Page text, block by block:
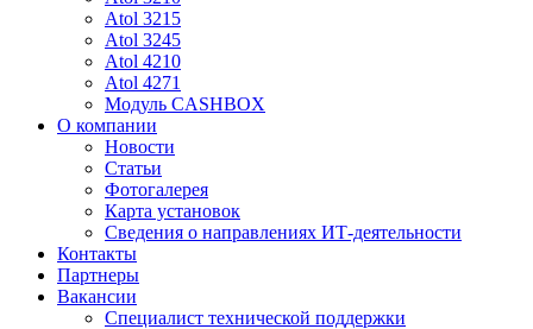
Atol 3215
Atol 3245
Atol 4210
Atol 4271
Модуль CASHBOX
О компании
Новости
Статьи
Фотогалерея
Карта установок
Сведения о направлениях ИТ-деятельности
Контакты
Партнеры
Вакансии
Специалист технической поддержки